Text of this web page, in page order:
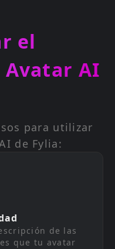
el
Avatar AI
para utilizar
de Fylia:
de las
que tu avatar